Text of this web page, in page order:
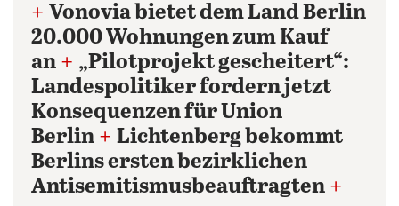
+ Vonovia bietet dem Land Berlin
20.000 Wohnungen zum Kauf
an + „Pilotprojekt gescheitert“:
Landespolitiker fordern jetzt
Konsequenzen für Union
Berlin + Lichtenberg bekommt
Berlins ersten bezirklichen
Antisemitismusbeauftragten +